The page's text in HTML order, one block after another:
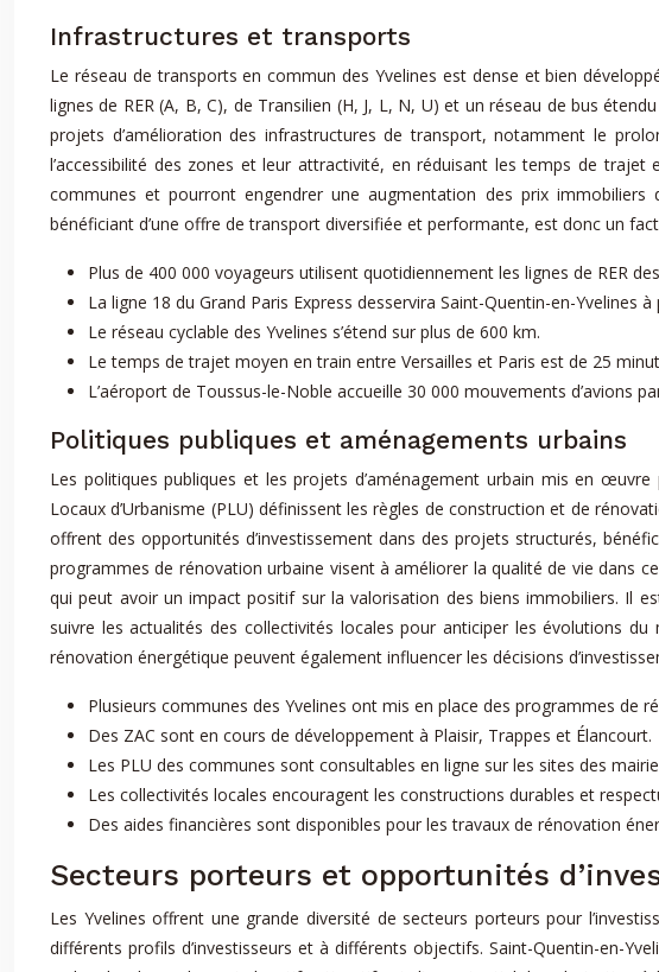
Infrastructures et transports
Le réseau de transports en commun des Yvelines est dense et bien
lignes de RER (A, B, C), de Transilien (H, J, L, N, U) et un réseau de bus
projets d’amélioration des infrastructures de transport, notamment le
l’accessibilité des zones et leur attractivité, en réduisant les temps de
communes et pourront engendrer une augmentation des prix immobiliers
bénéficiant d’une offre de transport diversifiée et performante, est donc un
Plus de 400 000 voyageurs utilisent quotidiennement les lignes de RER
La ligne 18 du Grand Paris Express desservira Saint-Quentin-en-Yvelines à
Le réseau cyclable des Yvelines s’étend sur plus de 600 km.
Le temps de trajet moyen en train entre Versailles et Paris est de 25
L’aéroport de Toussus-le-Noble accueille 30 000 mouvements d’avions
Politiques publiques et aménagements urbains
Les politiques publiques et les projets d’aménagement urbain mis en
Locaux d’Urbanisme (PLU) définissent les règles de construction et de
offrent des opportunités d’investissement dans des projets structurés,
programmes de rénovation urbaine visent à améliorer la qualité de vie dans
qui peut avoir un impact positif sur la valorisation des biens immobiliers. Il
suivre les actualités des collectivités locales pour anticiper les évolutions
rénovation énergétique peuvent également influencer les décisions
Plusieurs communes des Yvelines ont mis en place des programmes de
Des ZAC sont en cours de développement à Plaisir, Trappes et Élancourt.
Les PLU des communes sont consultables en ligne sur les sites des
Les collectivités locales encouragent les constructions durables et
Des aides financières sont disponibles pour les travaux de rénovation
Secteurs porteurs et opportunités
Les Yvelines offrent une grande diversité de secteurs porteurs pour
différents profils d’investisseurs et à différents objectifs. Saint-Quentin-en-